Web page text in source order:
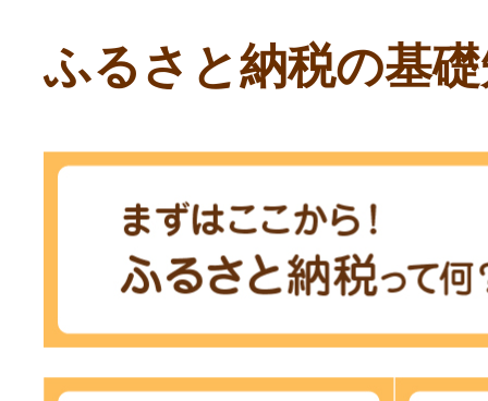
ふるさと納税の基